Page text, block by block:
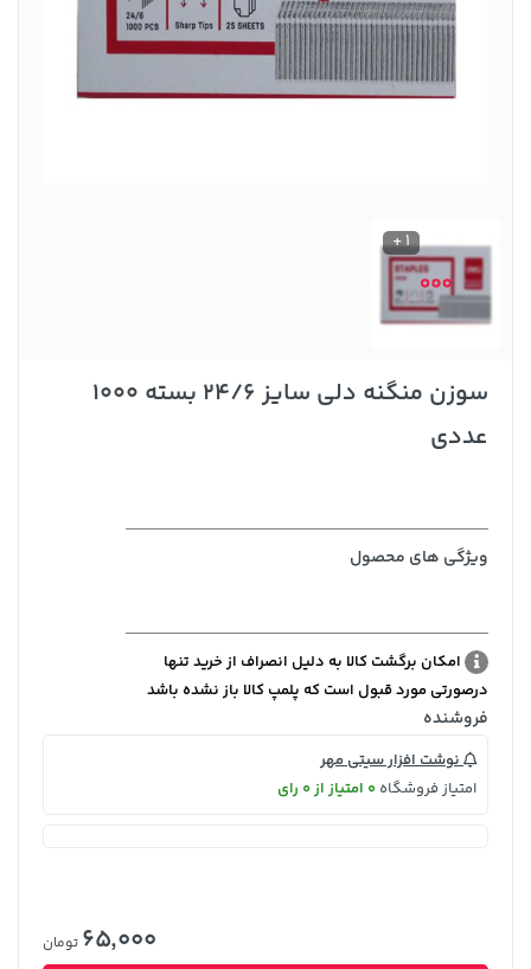
1 +
سوزن منگنه دلی سایز 24/6 بسته 1000
عددی
ویژگی های محصول
امکان برگشت کالا به دلیل انصراف از خرید تنها
درصورتی مورد قبول است که پلمپ کالا باز نشده باشد
فروشنده
نوشت افزار سیتی مهر
امتیاز فروشگاه 0 امتیاز از 0 رای
65,000 تومان